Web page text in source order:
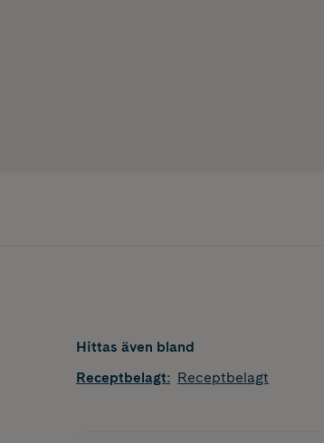
Hittas även bland
Receptbelagt: Receptbelagt